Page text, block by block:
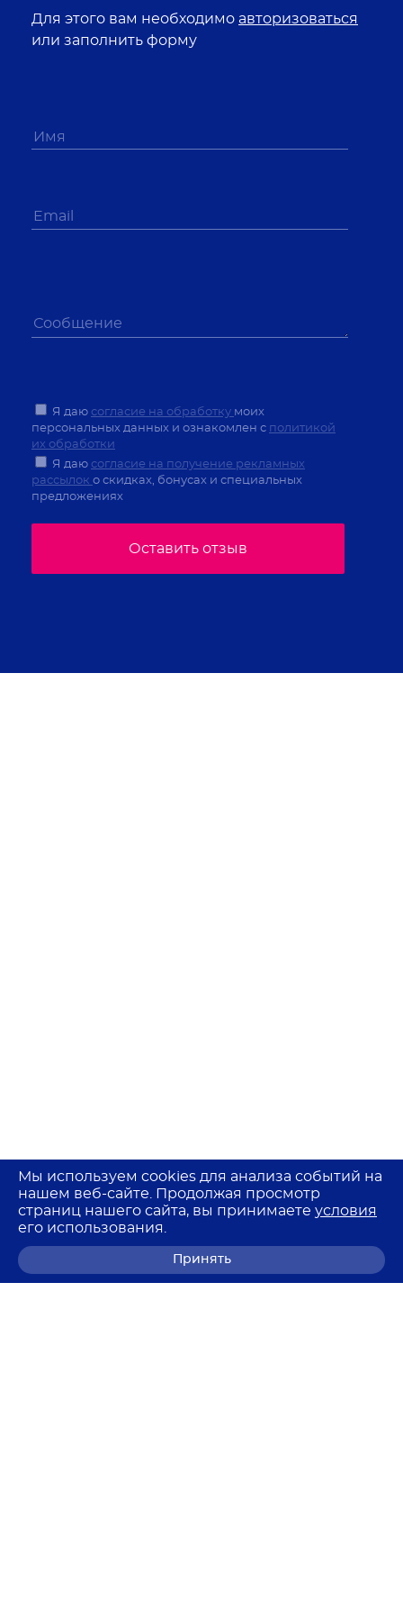
Для этого вам необходимо авторизоваться
или заполнить форму
Я даю согласие на обработку моих
персональных данных и ознакомлен с политикой
их обработки
Я даю согласие на получение рекламных
рассылок о скидках, бонусах и специальных
предложениях
Оставить отзыв
Мы используем cookies для анализа событий на
нашем веб-сайте. Продолжая просмотр
страниц нашего сайта, вы принимаете условия
его использования.
Принять